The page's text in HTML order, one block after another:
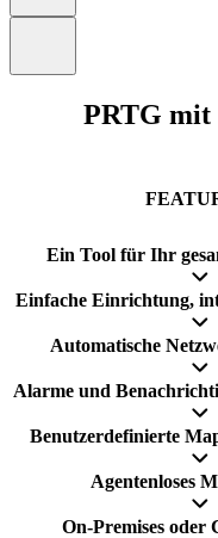
PRTG mit
Ein Tool für Ihr
Einfache Einrichtung,
Automatische
Alarme und
Benutzerdefinierte
Agentenloses
On-Premises oder